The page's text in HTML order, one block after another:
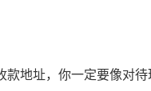
地址，你一定要像对